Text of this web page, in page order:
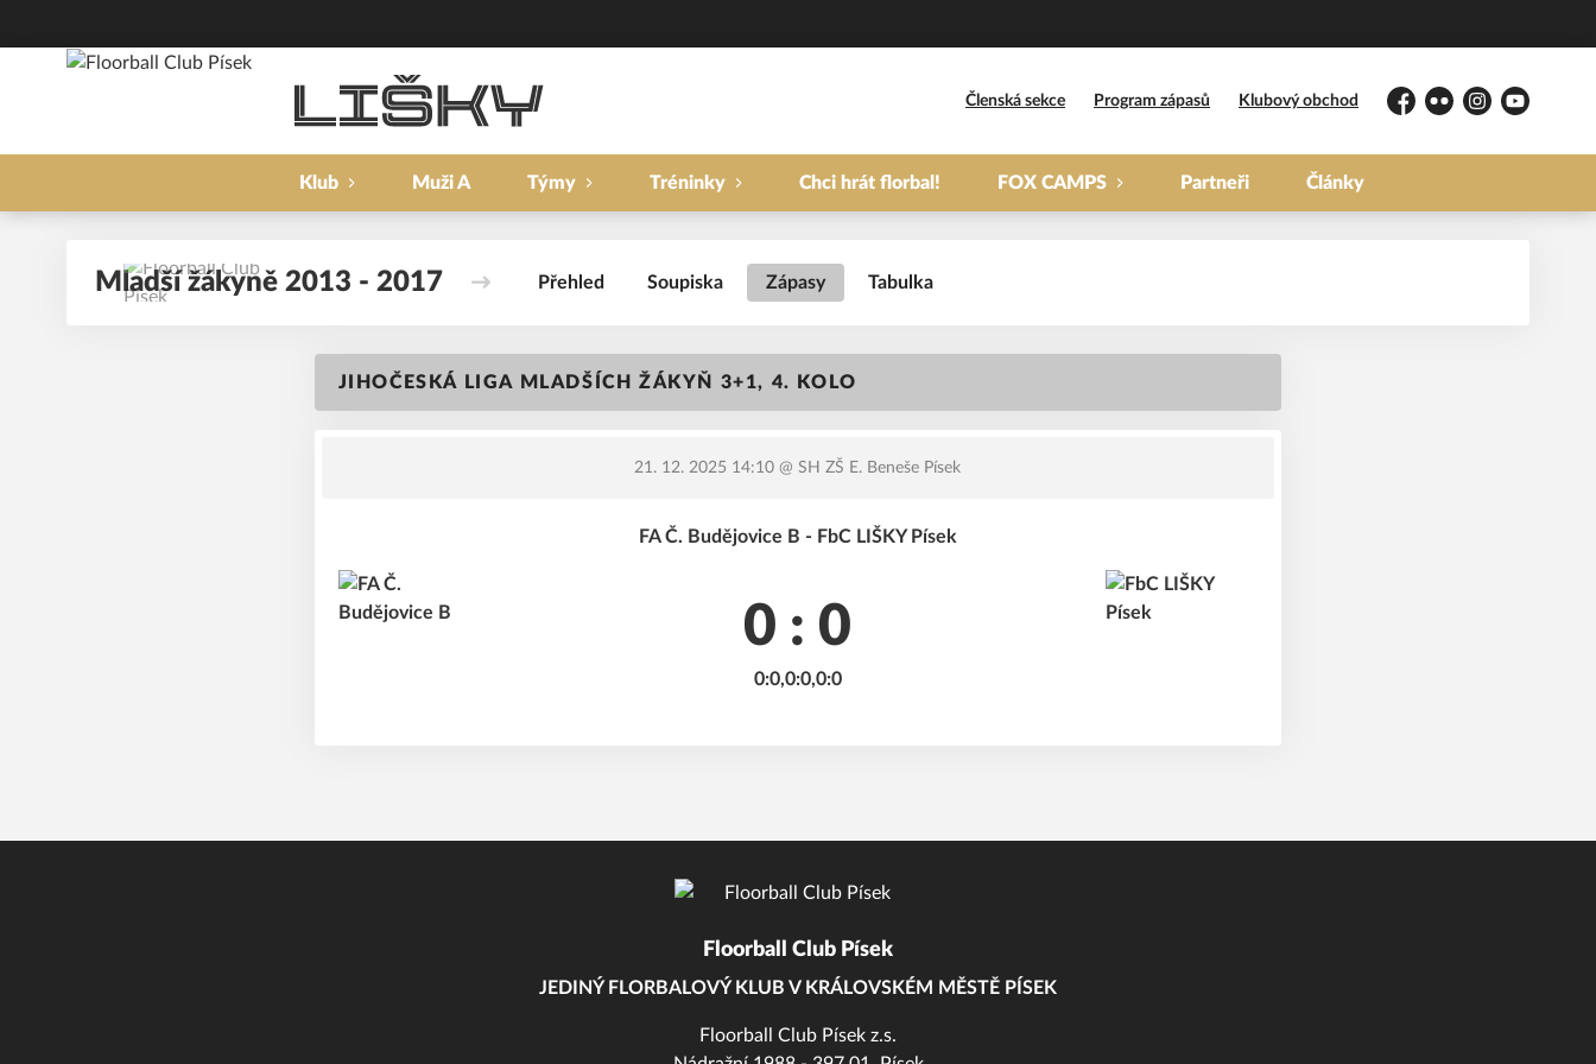
Členská sekce Program zápasů Klubový obchod
Facebook
FlickrInstagramYouTube
Klub Muži A Týmy Tréninky Chci hrát florbal! FOX CAMPS Partneři Články
Mladší žákyně 2013 - 2017 Přehled Soupiska Zápasy Tabulka
JIHOČESKÁ LIGA MLADŠÍCH ŽÁKYŇ 3+1, 4. KOLO
21. 12. 2025 14:10 @ SH ZŠ E. Beneše Písek
FA Č. Budějovice B - FbC LIŠKY Písek
0 : 0
0:0,0:0,0:0
Floorball Club Písek
JEDINÝ FLORBALOVÝ KLUB V KRÁLOVSKÉM MĚSTĚ PÍSEK
Floorball Club Písek z.s.